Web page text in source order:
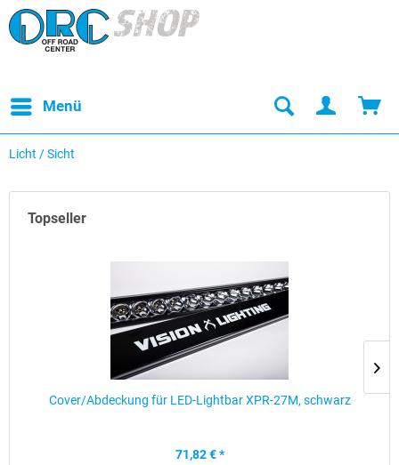
Menü
Licht / Sicht
Topseller
Cover/Abdeckung für LED-Lightbar XPR-27M, schwarz
71,82 € *